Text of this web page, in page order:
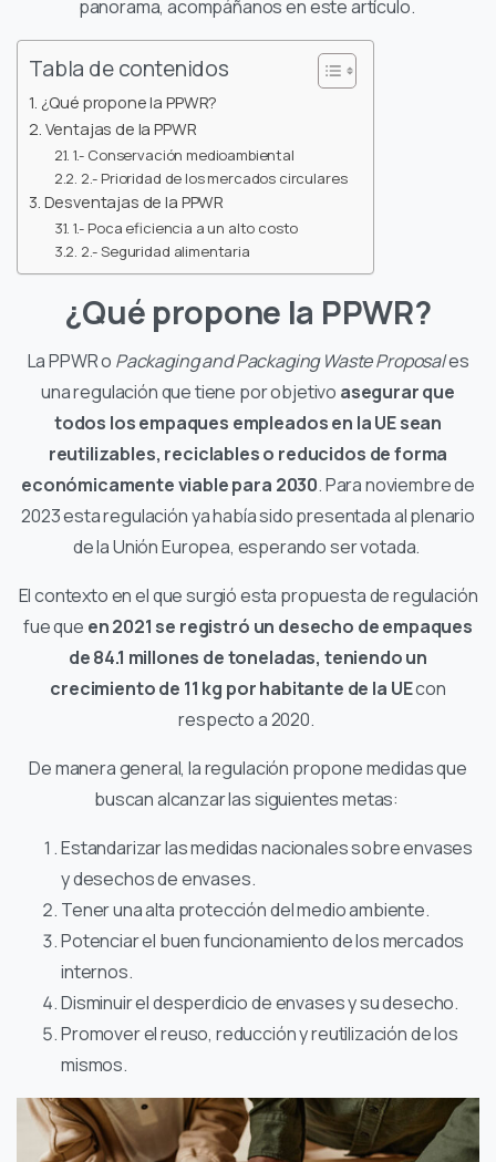
panorama, acompáñanos en este artículo.
Tabla de contenidos
¿Qué propone la PPWR?
Ventajas de la PPWR
1.- Conservación medioambiental
2.- Prioridad de los mercados circulares
Desventajas de la PPWR
1.- Poca eficiencia a un alto costo
2.- Seguridad alimentaria
¿Qué propone la PPWR?
La PPWR o Packaging and Packaging Waste Proposales
una regulación que tiene por objetivo asegurar que
todos los empaques empleados en la UE sean
reutilizables, reciclables o reducidos de forma
económicamente viable para 2030. Para noviembre de
2023 esta regulación ya había sido presentada al plenario
de la Unión Europea, esperando ser votada.
El contexto en el que surgió esta propuesta de regulación
fue que en 2021 se registró un desecho de empaques
de 84.1 millones de toneladas, teniendo un
crecimiento de 11 kg por habitante de la UEcon
respecto a 2020.
De manera general, la regulación propone medidas que
buscan alcanzar las siguientes metas:
Estandarizar las medidas nacionales sobre envases
y desechos de envases.
Tener una alta protección del medio ambiente.
Potenciar el buen funcionamiento de los mercados
internos.
Disminuir el desperdicio de envases y su desecho.
Promover el reuso, reducción y reutilización de los
mismos.